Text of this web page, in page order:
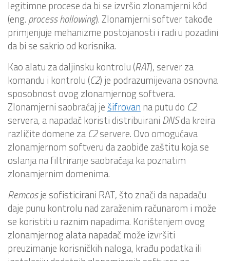
legitimne procese da bi se izvršio zlonamjerni kôd
(eng. processhollowing). Zlonamjerni softver takođe
primjenjuje mehanizme postojanosti i radi u pozadini
da bi se sakrio od korisnika.
Kao alatu za daljinsku kontrolu (RAT), server za
komandu i kontrolu (C2) je podrazumijevana osnovna
sposobnost ovog zlonamjernog softvera.
Zlonamjerni saobraćaj je šifrovan na putu do C2
servera, a napadač koristi distribuirani DNSda kreira
različite domene za C2servere. Ovo omogućava
zlonamjernom softveru da zaobiđe zaštitu koja se
oslanja na filtriranje saobraćaja ka poznatim
zlonamjernim domenima.
Remcosje sofisticirani RAT, što znači da napadaču
daje punu kontrolu nad zaraženim računarom i može
se koristiti u raznim napadima. Korištenjem ovog
zlonamjernog alata napadač može izvršiti
preuzimanje korisničkih naloga, krađu podatka ili